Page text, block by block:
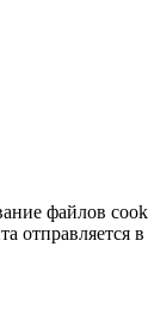
файлов
отправляется